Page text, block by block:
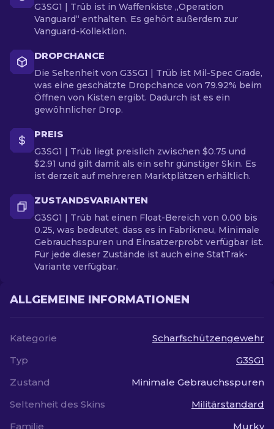
G3SG1 | Trüb ist in Waffenkiste „Operation
Vanguard“ enthalten. Es gehört außerdem zur
Vanguard-Kollektion.
DROPCHANCE
Die Seltenheit von G3SG1 | Trüb ist Mil-Spec Grade,
was eine geschätzte Dropchance von 79.92% beim
Öffnen von Kisten ergibt. Dadurch ist es ein
gewöhnlicher Drop.
PREIS
G3SG1 | Trüb liegt preislich zwischen $0.75 und
$2.91 und gilt damit als ein sehr günstiger Skin. Es
ist derzeit auf mehreren Marktplätzen erhältlich.
ZUSTANDSVARIANTEN
G3SG1 | Trüb hat einen Float-Bereich von 0.00 bis
0.25, was bedeutet, dass es in Fabrikneu, Minimale
Gebrauchsspuren und Einsatzerprobt verfügbar ist.
Für jede dieser Zustände ist auch eine StatTrak-
Variante verfügbar.
ALLGEMEINE INFORMATIONEN
Kategorie
Scharfschützengewehr
Typ
G3SG1
Zustand
Minimale Gebrauchsspuren
Seltenheit des Skins
Militärstandard
Familie
Murky